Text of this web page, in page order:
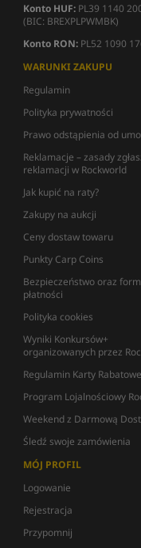
Konto HUF: PL39 1140
(BIC: BREXPLPWMBK)
Konto RON: PL52 1090
WARUNKI ZAKUPU
Regulamin
Polityka prywatności
Prawo odstąpienia od
Reklamacje – zasady
reklamacji w Rockworld
Jak kupić na raty?
Zakupy na aukcji
Ceny dostaw towaru
Punkty Carp Coins
Bezpieczeństwo oraz
płatności
Polityka cookies
Wyniki Konkursów+
organizowanych przez
Regulamin Karty
Program Lojalnościowy
Weekend z Darmową
Śledź swoje zamówienia
MÓJ PROFIL
Logowanie
Rejestracja
Przypomnij